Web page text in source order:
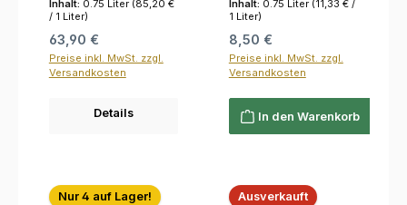
0,75l
Inhalt: 0.75 Liter (85,20 €
/ 1 Liter)
Regulärer Preis:
63,90 €
Preise inkl. MwSt. zzgl.
Versandkosten
Details
Inhalt: 0.75 Liter (11,33 € /
1 Liter)
Regulärer Preis:
8,50 €
Preise inkl. MwSt. zzgl.
Versandkosten
In den Warenkorb
Nur 4 auf Lager! Ausverkauft